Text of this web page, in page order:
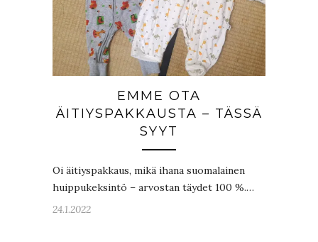
EMME OTA
ÄITIYSPAKKAUSTA – TÄSSÄ
SYYT
Oi äitiyspakkaus, mikä ihana suomalainen
huippukeksintö – arvostan täydet 100 %.…
24.1.2022